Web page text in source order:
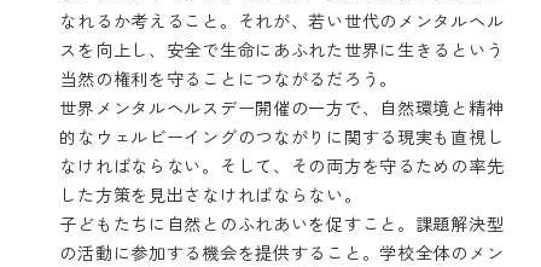
なれるか考えること。それが、若い世代のメンタルヘル
スを向上し、安全で生命にあふれた世界に生きるという
当然の権利を守ることにつながるだろう。
世界メンタルヘルスデー開催の一方で、自然環境と精神
的なウェルビーイングのつながりに関する現実も直視し
なければならない。そして、その両方を守るための率先
した方策を見出さなければならない。
子どもたちに自然とのふれあいを促すこと。課題解決型
の活動に参加する機会を提供すること。学校全体のメン